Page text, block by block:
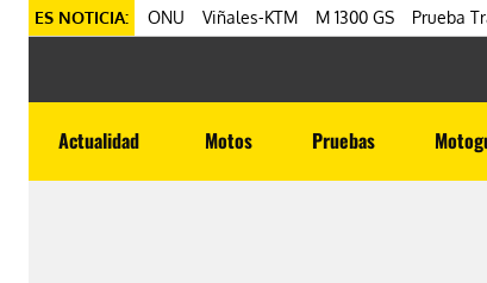
ES NOTICIA: ONU Viñales-KTM M 1300 GS Prueba
Actualidad Motos Pruebas